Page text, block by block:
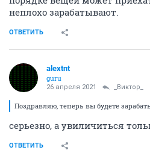
неплохо зарабатывают.
ОТВЕТИТЬ
alextnt
guru
26 апреля 2021 _Виктор_
Поздравляю, теперь вы будете
серьезно, а увиличиться
ОТВЕТИТЬ